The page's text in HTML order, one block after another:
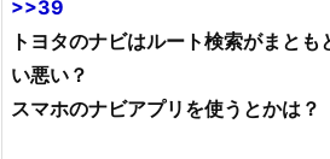
>>39
トヨタのナビはルート検索がまと
い悪い？
スマホのナビアプリを使うとかは？